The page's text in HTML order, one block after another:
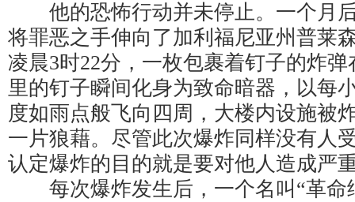
他的恐怖行动并未停止。一个月后
将罪恶之手伸向了加利福尼亚州普莱
凌晨3时22分，一枚包裹着钉子的炸
里的钉子瞬间化身为致命暗器，以每
度如雨点般飞向四周，大楼内设施被
一片狼藉。尽管此次爆炸同样没有人
认定爆炸的目的就是要对他人造成严
每次爆炸发生后，一个名叫“革命